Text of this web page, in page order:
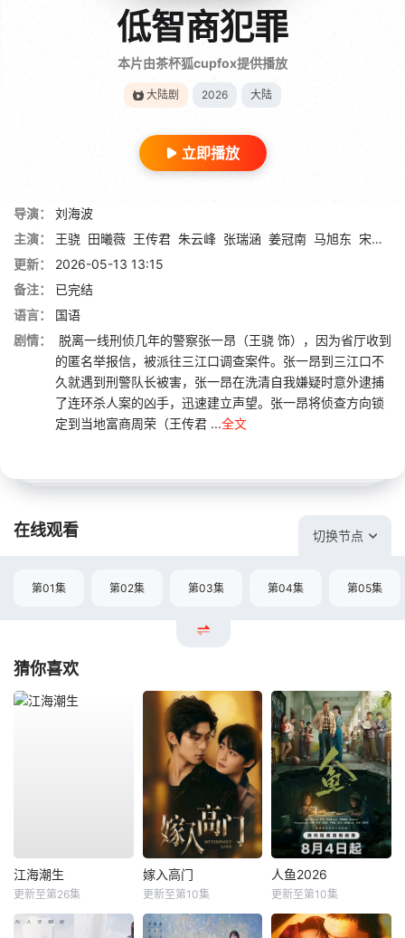
低智商犯罪
本片由茶杯狐cupfox提供播放
大陆剧 2026 大陆
立即播放
导演：
刘海波
主演：
王骁 田曦薇 王传君 朱云峰 张瑞涵 姜冠南 马旭东 宋郁河
更新：
2026-05-13 13:15
备注：
已完结
语言：
国语
剧情：
脱离一线刑侦几年的警察张一昂（王骁 饰），因为省厅收到
的匿名举报信，被派往三江口调查案件。张一昂到三江口不
久就遇到刑警队长被害，张一昂在洗清自我嫌疑时意外逮捕
了连环杀人案的凶手，迅速建立声望。张一昂将侦查方向锁
定到当地富商周荣（王传君 ...全文
在线观看 切换节点
第01集 第02集 第03集 第04集 第05集
猜你喜欢
江海潮生
更新至第26集
嫁入高门
更新至第10集
人鱼2026
更新至第10集